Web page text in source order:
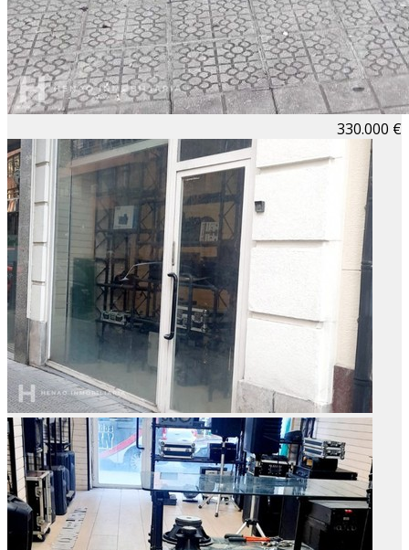
330.000 €